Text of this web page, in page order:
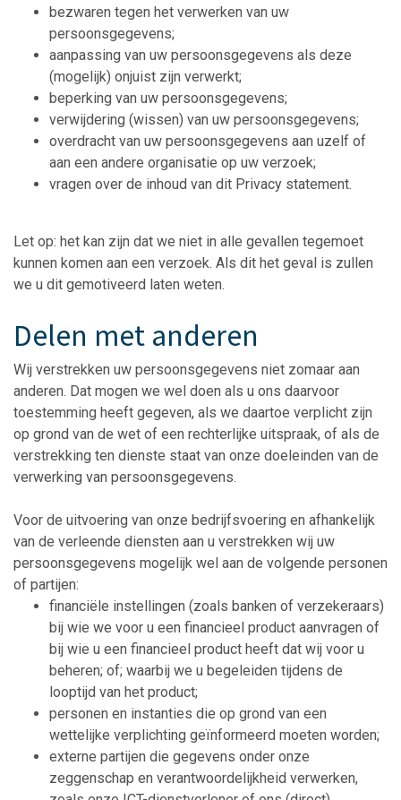
bezwaren tegen het verwerken van uw
persoonsgegevens;
aanpassing van uw persoonsgegevens als deze
(mogelijk) onjuist zijn verwerkt;
beperking van uw persoonsgegevens;
verwijdering (wissen) van uw persoonsgegevens;
overdracht van uw persoonsgegevens aan uzelf of
aan een andere organisatie op uw verzoek;
vragen over de inhoud van dit Privacy statement.
Let op: het kan zijn dat we niet in alle gevallen tegemoet
kunnen komen aan een verzoek. Als dit het geval is zullen
we u dit gemotiveerd laten weten.
Delen met anderen
Wij verstrekken uw persoonsgegevens niet zomaar aan
anderen. Dat mogen we wel doen als u ons daarvoor
toestemming heeft gegeven, als we daartoe verplicht zijn
op grond van de wet of een rechterlijke uitspraak, of als de
verstrekking ten dienste staat van onze doeleinden van de
verwerking van persoonsgegevens.
Voor de uitvoering van onze bedrijfsvoering en afhankelijk
van de verleende diensten aan u verstrekken wij uw
persoonsgegevens mogelijk wel aan de volgende personen
of partijen:
financiële instellingen (zoals banken of verzekeraars)
bij wie we voor u een financieel product aanvragen of
bij wie u een financieel product heeft dat wij voor u
beheren; of; waarbij we u begeleiden tijdens de
looptijd van het product;
personen en instanties die op grond van een
wettelijke verplichting geïnformeerd moeten worden;
externe partijen die gegevens onder onze
zeggenschap en verantwoordelijkheid verwerken,